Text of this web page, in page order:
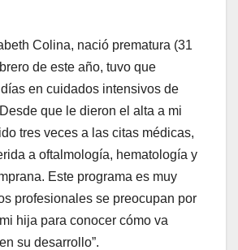
Colina, nació prematura (31
de este año, tuvo que
en cuidados intensivos de
que le dieron el alta a mi
tres veces a las citas médicas,
a oftalmología, hematología y
Este programa es muy
profesionales se preocupan por
hija para conocer cómo va
su desarrollo”.